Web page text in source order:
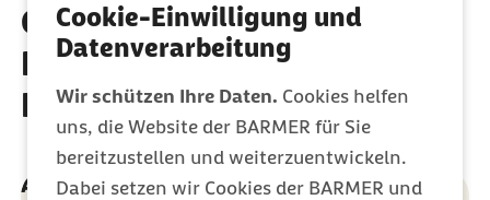
Cookie-Einwilligung und
Datenverarbeitung
Wir schützen Ihre Daten. Cookies helfen
uns, die Website der BARMER für Sie
bereitzustellen und weiterzuentwickeln.
Dabei setzen wir Cookies der BARMER und
Gesundheitspolitische
Nachrichten aus der
Hauptstadt
Aktuelle Ausgabe